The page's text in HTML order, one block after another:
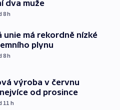
dva muže
8h
unie má rekordně nízké
plynu
8h
výroba v červnu
od prosince
11 h